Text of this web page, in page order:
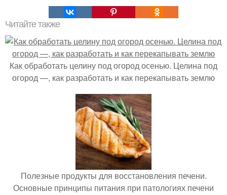
Читайте также
Как обработать целину под огород осенью. Целина под
огород —, как разработать и как перекапывать землю
Полезные продукты для восстановления печени.
Основные принципы питания при патологиях печени